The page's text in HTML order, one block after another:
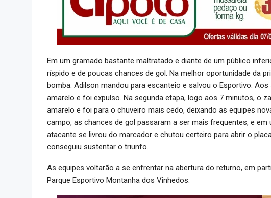
Em um gramado bastante maltratado e diante de um público
ríspido e de poucas chances de gol. Na melhor oportunidade da
bomba. Adilson mandou para escanteio e salvou o Esportivo.
amarelo e foi expulso. Na segunda etapa, logo aos 7 minutos, o
amarelo e foi para o chuveiro mais cedo, deixando as equipes
campo, as chances de gol passaram a ser mais frequentes, e em
atacante se livrou do marcador e chutou certeiro para abrir o
conseguiu sustentar o triunfo.
As equipes voltarão a se enfrentar na abertura do returno, em
Parque Esportivo Montanha dos Vinhedos.